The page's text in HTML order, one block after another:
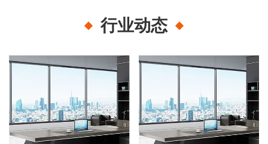
行业动态